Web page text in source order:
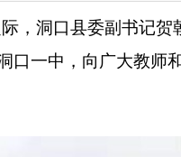
，洞口县委副书记贺
口一中，向广大教师